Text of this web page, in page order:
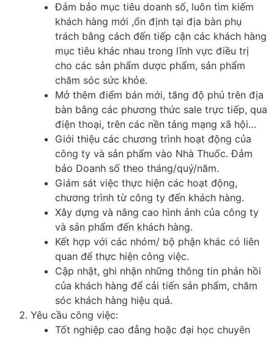
Đảm bảo mục tiêu doanh số, luôn tìm kiếm
khách hàng mới ,ổn định tại địa bàn phụ
trách bằng cách đến tiếp cận các khách hàng
mục tiêu khác nhau trong lĩnh vực điều trị
cho các sản phẩm dược phẩm, sản phẩm
chăm sóc sức khỏe.
Mở thêm điểm bán mới, tăng độ phủ trên địa
bàn bằng các phương thức sale trực tiếp, qua
điện thoại, trên các nền tảng mạng xã hội…
Giới thiệu các chương trình hoạt động của
công ty và sản phẩm vào Nhà Thuốc. Đảm
bảo Doanh số theo tháng/quý/năm.
Giám sát việc thực hiện các hoạt động,
chương trình từ công ty đến khách hàng.
Xây dựng và nâng cao hình ảnh của công ty
và sản phẩm đến khách hàng.
Kết hợp với các nhóm/ bộ phận khác có liên
quan để thực hiện công việc.
Cập nhật, ghi nhận những thông tin phản hồi
của khách hàng để cải tiến sản phẩm, chăm
sóc khách hàng hiệu quả.
Yêu cầu công việc:
Tốt nghiệp cao đẳng hoặc đại học chuyên